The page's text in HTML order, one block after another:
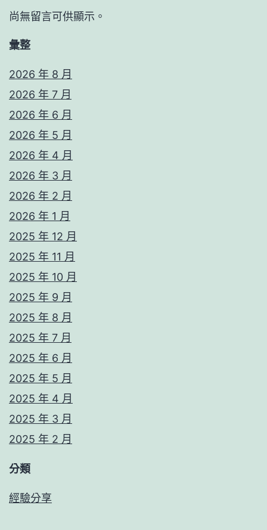
尚無留言可供顯示。
彙整
2026 年 8 月
2026 年 7 月
2026 年 6 月
2026 年 5 月
2026 年 4 月
2026 年 3 月
2026 年 2 月
2026 年 1 月
2025 年 12 月
2025 年 11 月
2025 年 10 月
2025 年 9 月
2025 年 8 月
2025 年 7 月
2025 年 6 月
2025 年 5 月
2025 年 4 月
2025 年 3 月
2025 年 2 月
分類
經驗分享